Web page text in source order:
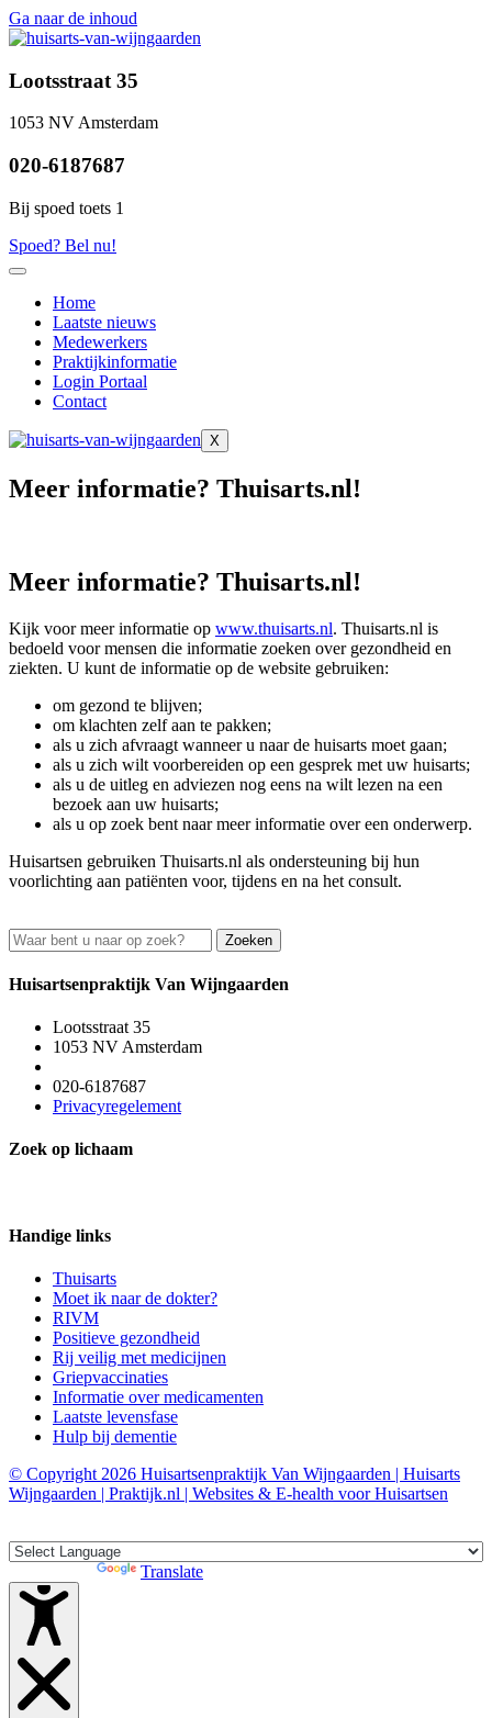
Ga naar de inhoud
Lootsstraat 35
1053 NV Amsterdam
020-6187687
Bij spoed toets 1
Spoed? Bel nu!
Home
Laatste nieuws
Medewerkers
Praktijkinformatie
Login Portaal
Contact
X
Meer informatie? Thuisarts.nl!
Meer informatie? Thuisarts.nl!
Kijk voor meer informatie op www.thuisarts.nl. Thuisarts.nl is
bedoeld voor mensen die informatie zoeken over gezondheid en
ziekten. U kunt de informatie op de website gebruiken:
om gezond te blijven;
om klachten zelf aan te pakken;
als u zich afvraagt wanneer u naar de huisarts moet gaan;
als u zich wilt voorbereiden op een gesprek met uw huisarts;
als u de uitleg en adviezen nog eens na wilt lezen na een
bezoek aan uw huisarts;
als u op zoek bent naar meer informatie over een onderwerp.
Huisartsen gebruiken Thuisarts.nl als ondersteuning bij hun
voorlichting aan patiënten voor, tijdens en na het consult.
Zoeken
Huisartsenpraktijk Van Wijngaarden
Lootsstraat 35
1053 NV Amsterdam
020-6187687
Privacyregelement
Zoek op lichaam
Handige links
Thuisarts
Moet ik naar de dokter?
RIVM
Positieve gezondheid
Rij veilig met medicijnen
Griepvaccinaties
Informatie over medicamenten
Laatste levensfase
Hulp bij dementie
© Copyright 2026 Huisartsenpraktijk Van Wijngaarden | Huisarts
Wijngaarden | Praktijk.nl | Websites & E-health voor Huisartsen
Translate